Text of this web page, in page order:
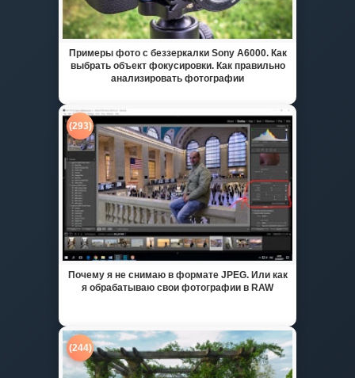
Примеры фото с беззеркалки Sony A6000. Как
выбрать объект фокусировки. Как правильно
анализировать фотографии
(293)
Почему я не снимаю в формате JPEG. Или как
я обрабатываю свои фотографии в RAW
(244)